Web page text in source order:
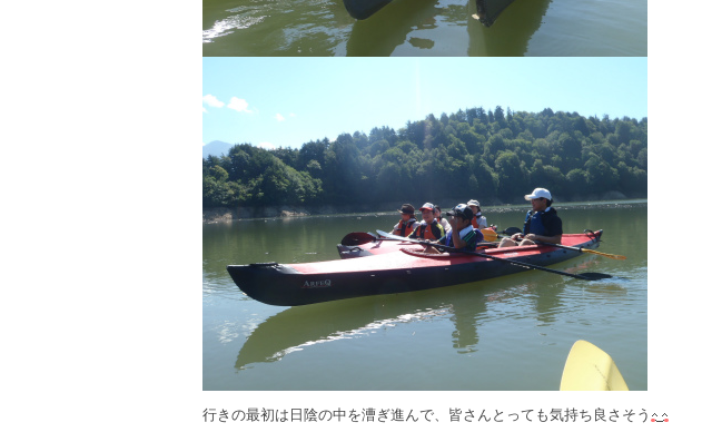
行きの最初は日陰の中を漕ぎ進んで、皆さんとっても気持ち良さそう